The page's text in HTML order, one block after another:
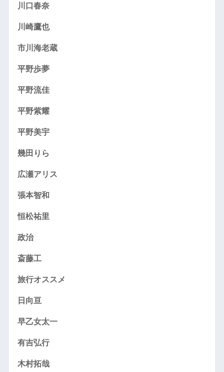
川口春奈
川崎鷹也
市川海老蔵
平野歩夢
平野流佳
平野紫耀
平野美宇
幾田りら
広瀬アリス
張本智和
恒松祐里
政治
斎藤工
旅行オススメ
日向亘
早乙女太一
有吉弘行
木村拓哉